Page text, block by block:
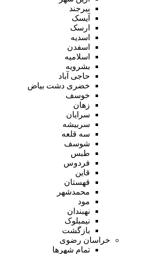
بیرجند
آیسک
ارسک
اسدیه
اسفدن
اسلامیه
بشرویه
حاجی آباد
خضری دشت بیاض
خوسف
زهان
سرایان
سربیشه
سه قلعه
شوسف
طبس
فردوس
قاین
قهستان
محمدشهر
مود
نهبندان
نیمبلوک
بازگشت
خراسان رضوی
تمام شهر‌ها